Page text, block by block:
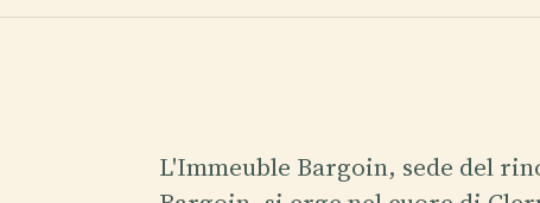
L'Immeuble Bargoin, sede del